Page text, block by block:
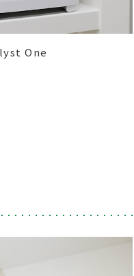
One